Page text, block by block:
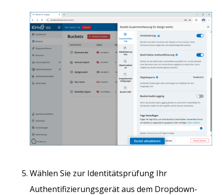
Wählen Sie zur Identitätsprüfung Ihr
Authentifizierungsgerät aus dem Dropdown-